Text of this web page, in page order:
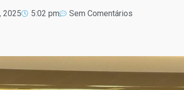
2025 5:02 pm Sem Comentários